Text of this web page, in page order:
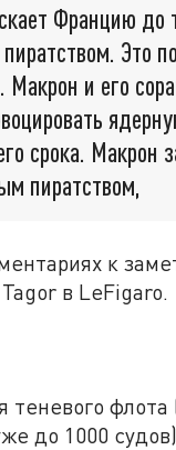
Францию до
Это
Макрон и его
срока. Макрон
пиратством,
к
в LeFigaro.
теневого
до 1000